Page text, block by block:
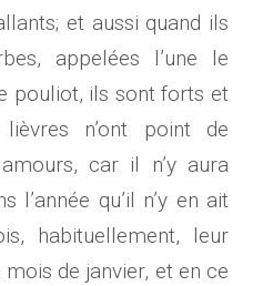
et aussi quand ils
appelées l’une le
pouliot, ils sont forts et
n’ont point de
car il n’y aura
l’année qu’il n’y en ait
habituellement, leur
de janvier, et en ce